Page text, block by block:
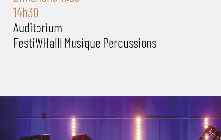
14h30
Auditorium
FestiWHalll Musique Percussions